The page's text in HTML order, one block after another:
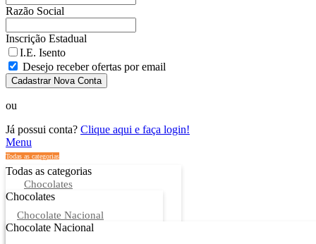
Razão Social
Inscrição Estadual
I.E. Isento
Desejo receber ofertas por email
Cadastrar Nova Conta
ou
Já possui conta? Clique aqui e faça login!
Menu
Todas as categorias
Todas as categorias
Chocolates
Chocolates
Chocolate Nacional
Chocolate Nacional